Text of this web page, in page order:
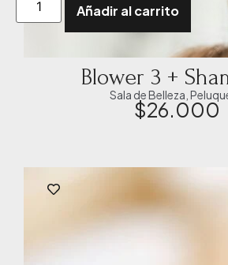
Añadir al carrito
Blower 3 +
Sala de Belleza
$26.000